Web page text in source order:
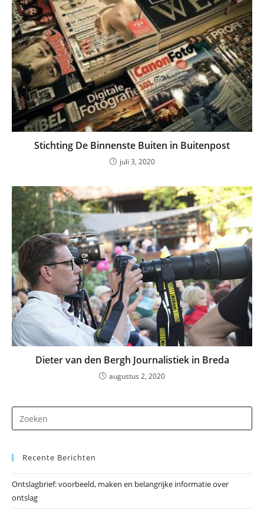
Stichting De Binnenste Buiten in Buitenpost
juli 3, 2020
Dieter van den Bergh Journalistiek in Breda
augustus 2, 2020
op
Recente Berichten
Ontslagbrief: voorbeeld, maken en belangrijke informatie over
ontslag